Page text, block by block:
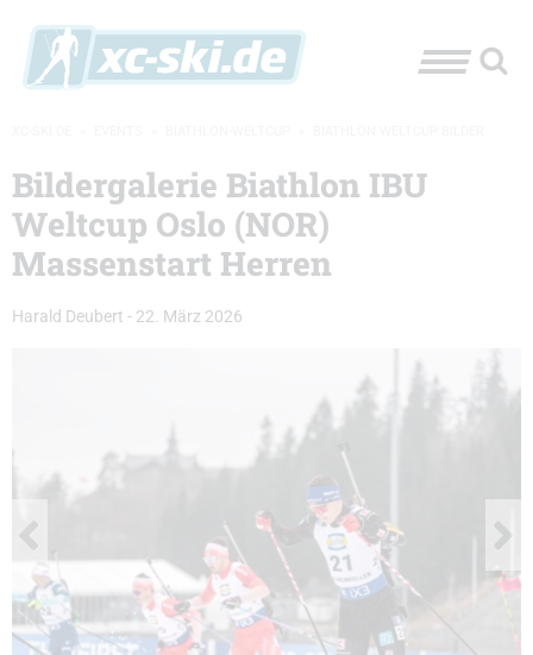
Bildergalerie Biathlon IBU
Weltcup Oslo (NOR)
Massenstart Herren
Harald Deubert - 22. März 2026